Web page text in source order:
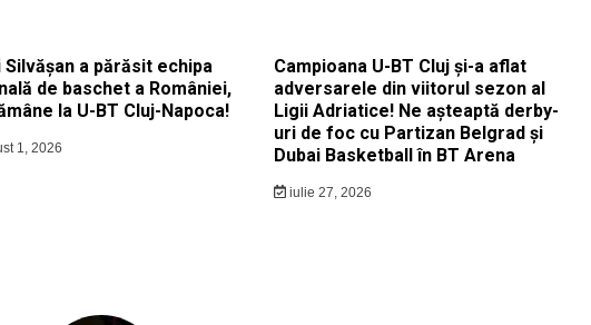
Silvășan a părăsit echipa
de baschet a României,
la U-BT Cluj-Napoca!
1, 2026
Campioana U-BT Cluj și-a aflat
adversarele din viitorul sezon al
Ligii Adriatice! Ne așteaptă derby-
uri de foc cu Partizan Belgrad și
Dubai Basketball în BT Arena
iulie 27, 2026